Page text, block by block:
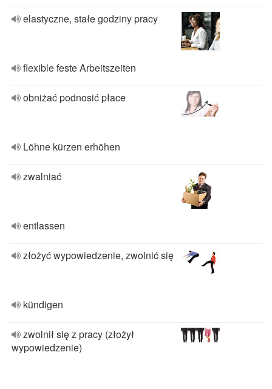
elastyczne, stałe godziny pracy
flexible feste Arbeitszeiten
obniżać podnosić płace
Löhne kürzen erhöhen
zwalniać
entlassen
złożyć wypowiedzenie, zwolnić się
kündigen
zwolnił się z pracy (złożył
wypowiedzenie)